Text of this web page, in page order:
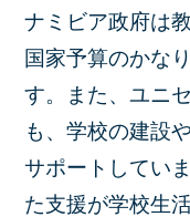
ナミビア政府は
国家予算のかな
す。また、ユニ
も、学校の建設
サポートしてい
た支援が学校生